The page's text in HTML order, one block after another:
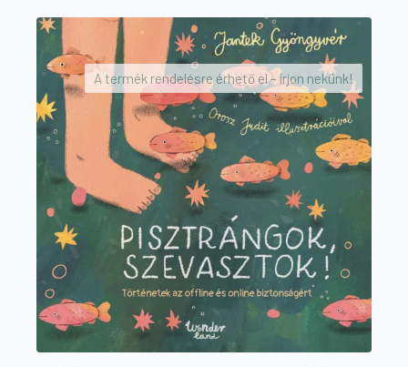
high
to
low
A termék rendelésre érhető el – írjon nekünk!